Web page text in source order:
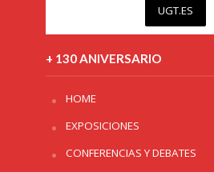
UGT.ES
+ 130 ANIVERSARIO
HOME
EXPOSICIONES
CONFERENCIAS Y DEBATES